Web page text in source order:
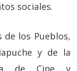
sociales.
de los Pueblos,
y de la
de Cine y